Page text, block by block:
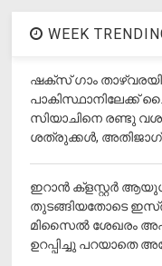
WEEK
ഷക്സ് ​ഗാം
പാകിസ്ഥാനിലേക്ക്
സിയാചിനെ രണ്ടു
ശത്രുക്കൾ,
ഇറാന്‍ ക്‌ളസ്റ്റര്‍
തുടങ്ങിയതോടെ
മിസൈല്‍ ശേഖരം
ഉറപ്പിച്ചു പറയാതെ